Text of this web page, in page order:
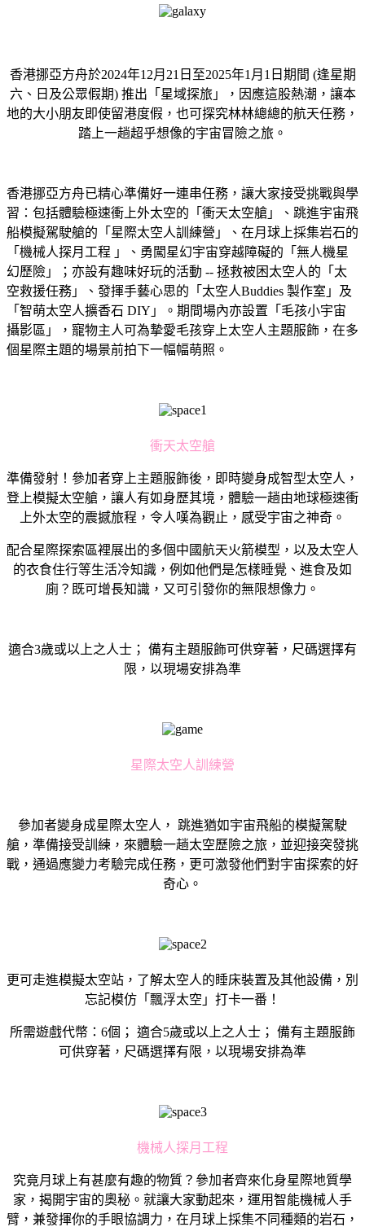
香港挪亞方舟於2024年12月21日至2025年1月1日期間 (逢星期
六、日及公眾假期) 推出「星域探旅」，因應這股熱潮，讓本
地的大小朋友即使留港度假，也可探究林林總總的航天任務，
踏上一趟超乎想像的宇宙冒險之旅。
香港挪亞方舟已精心準備好一連串任務，讓大家接受挑戰與學
習：包括體驗極速衝上外太空的「衝天太空艙」、跳進宇宙飛
船模擬駕駛艙的「星際太空人訓練營」、在月球上採集岩石的
「機械人探月工程 」、勇闖星幻宇宙穿越障礙的「無人機星
幻歷險」；亦設有趣味好玩的活動 -- 拯救被困太空人的「太
空救援任務」、發揮手藝心思的「太空人Buddies 製作室」及
「智萌太空人擴香石 DIY」。期間場內亦設置「毛孩小宇宙
攝影區」，寵物主人可為摯愛毛孩穿上太空人主題服飾，在多
個星際主題的場景前拍下一幅幅萌照。
衝天太空艙
準備發射！參加者穿上主題服飾後，即時變身成智型太空人，
登上模擬太空艙，讓人有如身歷其境，體驗一趟由地球極速衝
上外太空的震撼旅程，令人嘆為觀止，感受宇宙之神奇。
配合星際探索區裡展出的多個中國航天火箭模型，以及太空人
的衣食住行等生活冷知識，例如他們是怎樣睡覺、進食及如
廁？既可增長知識，又可引發你的無限想像力。
適合3歲或以上之人士； 備有主題服飾可供穿著，尺碼選擇有
限，以現場安排為準
星際太空人訓練營
參加者變身成星際太空人， 跳進猶如宇宙飛船的模擬駕駛
艙，準備接受訓練，來體驗一趟太空歷險之旅，並迎接突發挑
戰，通過應變力考驗完成任務，更可激發他們對宇宙探索的好
奇心。
更可走進模擬太空站，了解太空人的睡床裝置及其他設備，別
忘記模仿「飄浮太空」打卡一番！
所需遊戲代幣：6個； 適合5歲或以上之人士； 備有主題服飾
可供穿著，尺碼選擇有限，以現場安排為準
機械人探月工程
究竟月球上有甚麼有趣的物質？參加者齊來化身星際地質學
家，揭開宇宙的奧秘。就讓大家動起來，運用智能機械人手
臂，兼發揮你的手眼協調力，在月球上採集不同種類的岩石，